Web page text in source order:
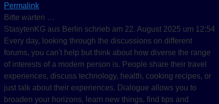
Permalink
Bitte warten …
StasytenKG aus Berlin schrieb am 22. August 2025 um 12:54
Every day, looking through the discussions on different
forums, you can't help but think about how diverse the range
of interests of a modern person is. People share their travel
experiences, discuss technology, health, cooking recipes, or
just talk about their experiences. Dialogue allows you to
broaden your horizons, learn new things, find tips and